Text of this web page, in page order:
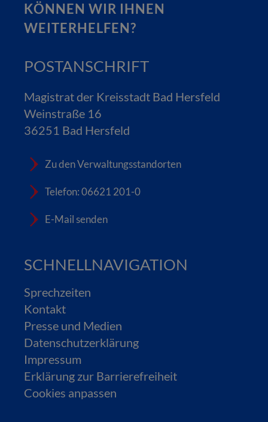
KÖNNEN WIR IHNEN
WEITERHELFEN?
POSTANSCHRIFT
Magistrat der Kreisstadt Bad Hersfeld
Weinstraße 16
36251 Bad Hersfeld
Zu den Verwaltungsstandorten
Telefon: 06621 201-0
E-Mail senden
SCHNELLNAVIGATION
Sprechzeiten
Kontakt
Presse und Medien
Datenschutzerklärung
Impressum
Erklärung zur Barrierefreiheit
Cookies anpassen